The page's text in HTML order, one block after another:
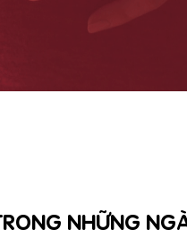
NHỮNG